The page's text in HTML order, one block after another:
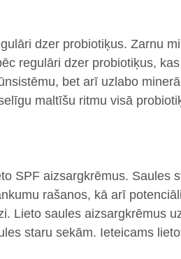
dzer probiotiķus. Zarnu
regulāri dzer probiotiķus,
bet arī uzlabo
maltīšu ritmu visā
SPF aizsargkrēmus. Saules
rašanos, kā arī
Lieto saules aizsargkrēmus
staru sekām. Ieteicams